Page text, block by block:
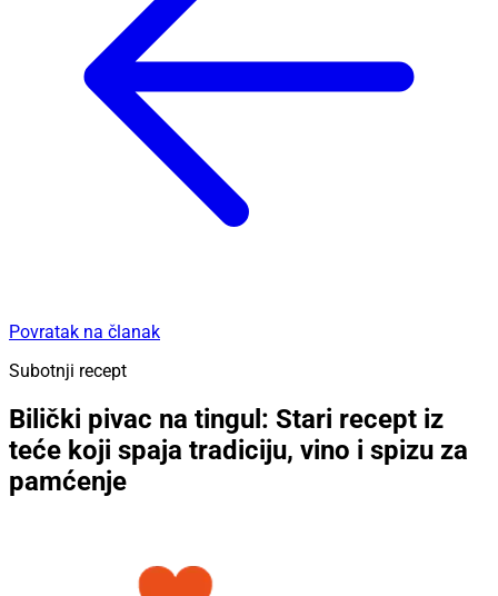
Povratak na članak
Subotnji recept
Bilički pivac na tingul: Stari recept iz
teće koji spaja tradiciju, vino i spizu za
pamćenje